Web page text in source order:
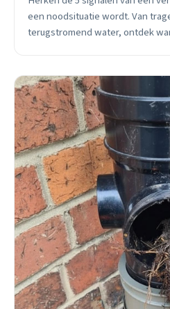
een noodsituatie wordt. Van
terugstromend water, ontdek